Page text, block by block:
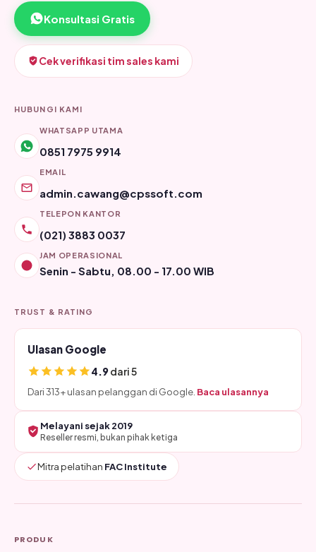
Konsultasi Gratis
Cek verifikasi tim sales kami
HUBUNGI KAMI
WHATSAPP UTAMA
0851 7975 9914
EMAIL
admin.cawang@cpssoft.com
TELEPON KANTOR
(021) 3883 0037
JAM OPERASIONAL
Senin - Sabtu, 08.00 - 17.00 WIB
TRUST & RATING
Ulasan Google
4.9dari 5
Dari 313+ ulasan pelanggan di Google. Baca ulasannya
Melayani sejak 2019
Reseller resmi, bukan pihak ketiga
Mitra pelatihan FAC Institute
PRODUK